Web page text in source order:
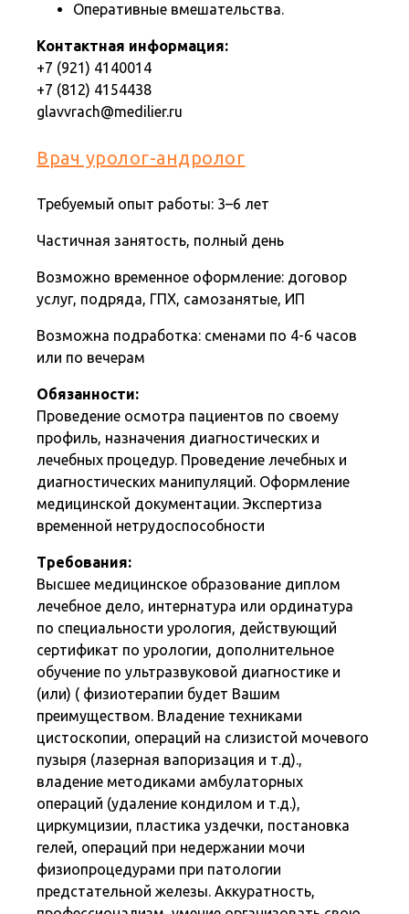
Оперативные вмешательства.
Контактная информация:
+7 (921) 4140014
+7 (812) 4154438
glavvrach@medilier.ru
Врач уролог-андролог
Требуемый опыт работы: 3–6 лет
Частичная занятость, полный день
Возможно временное оформление: договор
услуг, подряда, ГПХ, самозанятые, ИП
Возможна подработка: сменами по 4-6 часов
или по вечерам
Обязанности:
Проведение осмотра пациентов по своему
профиль, назначения диагностических и
лечебных процедур. Проведение лечебных и
диагностических манипуляций. Оформление
медицинской документации. Экспертиза
временной нетрудоспособности
Требования:
Высшее медицинское образование диплом
лечебное дело, интернатура или ординатура
по специальности урология, действующий
сертификат по урологии, дополнительное
обучение по ультразвуковой диагностике и
(или) ( физиотерапии будет Вашим
преимуществом. Владение техниками
цистоскопии, операций на слизистой мочевого
пузыря (лазерная вапоризация и т.д).,
владение методиками амбулаторных
операций (удаление кондилом и т.д.),
циркумцизии, пластика уздечки, постановка
гелей, операций при недержании мочи
физиопроцедурами при патологии
предстательной железы. Аккуратность,